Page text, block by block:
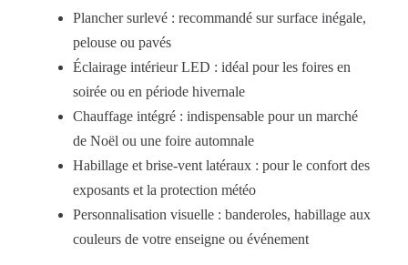
Plancher surlevé : recommandé sur surface inégale,
pelouse ou pavés
Éclairage intérieur LED : idéal pour les foires en
soirée ou en période hivernale
Chauffage intégré : indispensable pour un marché
de Noël ou une foire automnale
Habillage et brise-vent latéraux : pour le confort des
exposants et la protection météo
Personnalisation visuelle : banderoles, habillage aux
couleurs de votre enseigne ou événement